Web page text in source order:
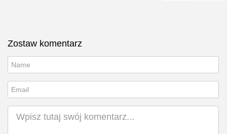
Zostaw komentarz
Nick
Email
Komentarz